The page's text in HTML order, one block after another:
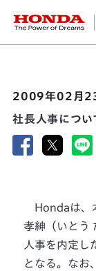
HONDA The
2009年02月
社長人事につい
Hondaは、
孝紳（いとう
人事を内定し
となる。なお